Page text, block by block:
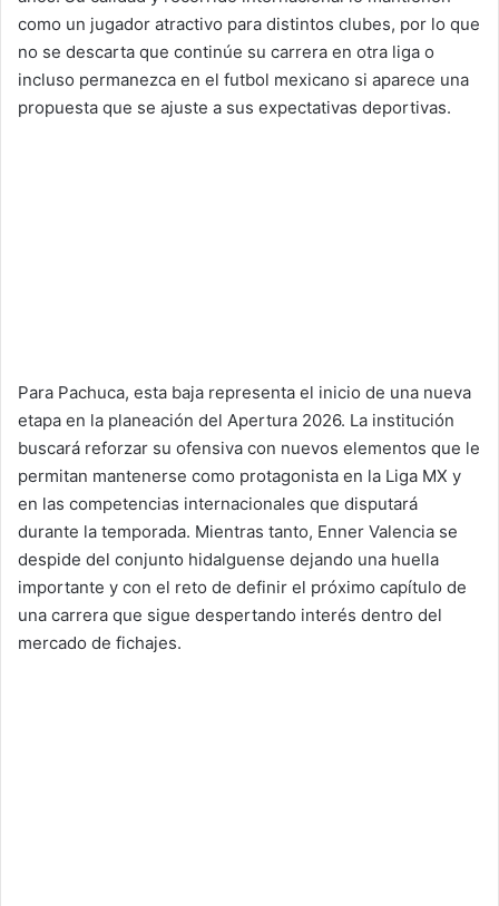
como un jugador atractivo para distintos clubes, por lo que
no se descarta que continúe su carrera en otra liga o
incluso permanezca en el futbol mexicano si aparece una
propuesta que se ajuste a sus expectativas deportivas.
Para Pachuca, esta baja representa el inicio de una nueva
etapa en la planeación del Apertura 2026. La institución
buscará reforzar su ofensiva con nuevos elementos que le
permitan mantenerse como protagonista en la Liga MX y
en las competencias internacionales que disputará
durante la temporada. Mientras tanto, Enner Valencia se
despide del conjunto hidalguense dejando una huella
importante y con el reto de definir el próximo capítulo de
una carrera que sigue despertando interés dentro del
mercado de fichajes.